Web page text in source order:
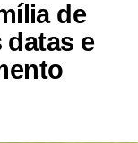
de
datas e